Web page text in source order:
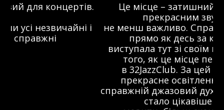
Це місце – затишний майданчик з
прекрасним звуком, що
не менш важливо. Справжній джаз-клуб,
прямо як десь за кордоном. Я
виступала тут зі своїм проектом ще до
того, як це місце перетворилося
в 32JazzClub. За цей час з’явилося
прекрасне освітлення на сцені та
справжній джазовий дух. Я думаю, що тут
стало цікавіше і, так би